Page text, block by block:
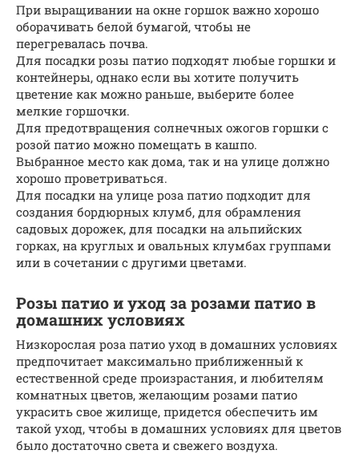
При выращивании на окне горшок важно хорошо
оборачивать белой бумагой, чтобы не
перегревалась почва.
Для посадки розы патио подходят любые горшки и
контейнеры, однако если вы хотите получить
цветение как можно раньше, выберите более
мелкие горшочки.
Для предотвращения солнечных ожогов горшки с
розой патио можно помещать в кашпо.
Выбранное место как дома, так и на улице должно
хорошо проветриваться.
Для посадки на улице роза патио подходит для
создания бордюрных клумб, для обрамления
садовых дорожек, для посадки на альпийских
горках, на круглых и овальных клумбах группами
или в сочетании с другими цветами.
Розы патио и уход за розами патио в
домашних условиях
Низкорослая роза патио уход в домашних условиях
предпочитает максимально приближенный к
естественной среде произрастания, и любителям
комнатных цветов, желающим розами патио
украсить свое жилище, придется обеспечить им
такой уход, чтобы в домашних условиях для цветов
было достаточно света и свежего воздуха.